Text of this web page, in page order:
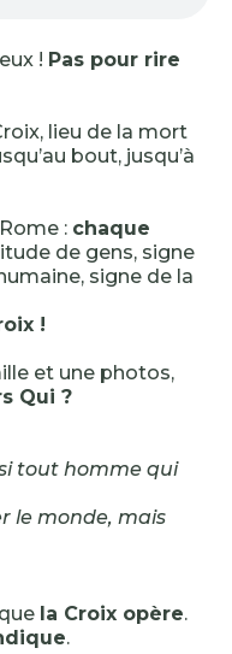
! Pas pour rire
lieu de la mort
bout, jusqu’à
: chaque
de gens, signe
signe de la
!
et une photos,
Qui ?
tout homme qui
le monde, mais
la Croix opère.
.